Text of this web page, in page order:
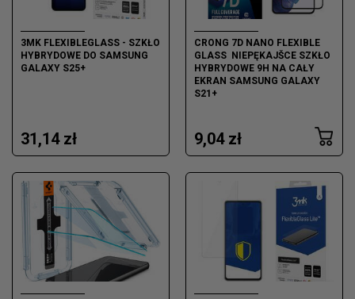
3MK FLEXIBLEGLASS - SZKŁO
HYBRYDOWE DO SAMSUNG
GALAXY S25+
31,14 zł
CRONG 7D NANO FLEXIBLE
GLASS  NIEPĘKAJŠCE SZKŁO
HYBRYDOWE 9H NA CAŁY
EKRAN SAMSUNG GALAXY
S21+
9,04 zł